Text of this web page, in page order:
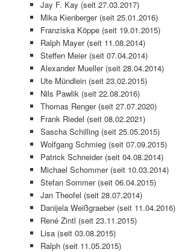
Jay F. Kay (seit 27.03.2017)
Mika Kienberger (seit 25.01.2016)
Franziska Köppe (seit 19.01.2015)
Ralph Mayer (seit 11.08.2014)
Steffen Meier (seit 07.04.2014)
Alexander Mueller (seit 28.04.2014)
Ute Mündlein (seit 23.02.2015)
Nils Pawlik (seit 22.08.2016)
Thomas Renger (seit 27.07.2020)
Frank Riedel (seit 08.02.2021)
Sascha Schilling (seit 25.05.2015)
Wolfgang Schmieg (seit 07.09.2015)
Patrick Schneider (seit 04.08.2014)
Michael Schommer (seit 10.03.2014)
Stefan Sommer (seit 06.04.2015)
Jan Theofel (seit 28.07.2014)
Danijela Weißgraeber (seit 11.04.2016)
René Zintl (seit 23.11.2015)
Lisa (seit 03.08.2015)
Ralph (seit 11.05.2015)